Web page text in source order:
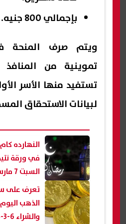
بإجمالي 800 جنيه.
ويتم صرف
تموينية من
تستفيد منها الأسر
لبيانات الاستحقاق
في ورقة
السبت 7 مارس 2026
تعرف على
الذهب